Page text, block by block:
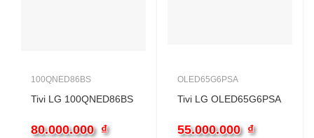
100QNED86BS
Tivi LG 100QNED86BS
80.000.000 ₫
OLED65G6PSA
Tivi LG OLED65G6PSA
55.000.000 ₫